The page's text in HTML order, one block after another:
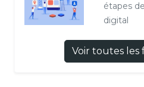
étapes
digital
Voir toutes les